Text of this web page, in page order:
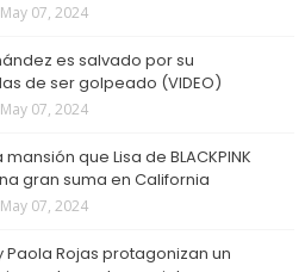
May 07, 2024
es salvado por su
de ser golpeado (VIDEO)
May 07, 2024
que Lisa de BLACKPINK
gran suma en California
May 07, 2024
Paola Rojas protagonizan un